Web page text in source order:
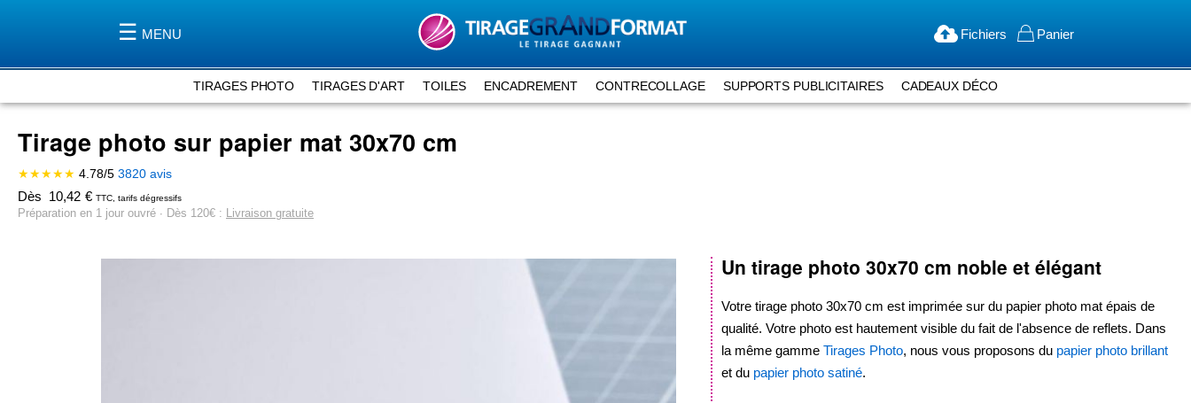
MENU Fichiers Panier
TIRAGES PHOTO TIRAGES D'ART TOILES ENCADREMENT CONTRECOLLAGE SUPPORTS PUBLICITAIRES CADEAUX DÉCO
Tirage photo sur papier mat 30x70 cm
★★★★★ 4.78/5 3820 avis
Dès 10,42 € TTC, tarifs dégressifs
Préparation en 1 jour ouvré ∙ Dès 120€ : Livraison gratuite
Un tirage photo30x70 cm noble et élégant
Votre tirage photo30x70 cm est imprimée sur du papier photo mat épais de
qualité. Votre photo est hautement visible du fait de l'absence de reflets. Dans
la même gamme Tirages Photo, nous vous proposons du papier photo brillant
et du papier photo satiné.